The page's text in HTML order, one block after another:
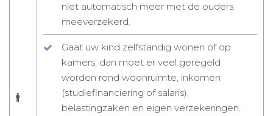
niet automatisch meer met de ouders
meeverzekerd.
Gaat uw kind zelfstandig wonen of op
kamers, dan moet er veel geregeld
worden rond woonruimte, inkomen
(studiefinanciering of salaris),
belastingzaken en eigen verzekeringen.